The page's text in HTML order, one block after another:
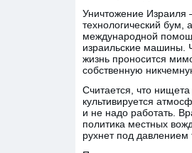
Уничтожение Израиля
технологический бум,
международной
израильские машины.
жизнь проносится
собственную
Считается, что
культивируется
и не надо работать.
политика местных
рухнет под давлением